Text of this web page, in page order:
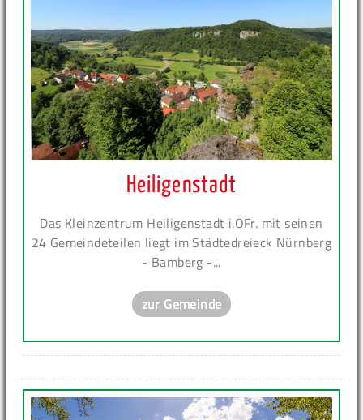
Heiligenstadt
Das Kleinzentrum Heiligenstadt i.OFr. mit seinen
24 Gemeindeteilen liegt im Städtedreieck Nürnberg
- Bamberg -...
zur Gemeinde